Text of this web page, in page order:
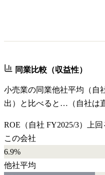
同業比較（収益性）
小売業の同業他社平均（自
出）と比べると…（自社は
ROE （自社 FY2025/3）
上
この会社
6.9%
他社平均